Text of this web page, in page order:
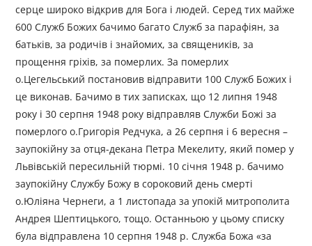
серце широко відкрив для Бога і людей. Серед тих майже
600 Служб Божих бачимо багато Служб за парафіян, за
батьків, за родичів і знайомих, за священиків, за
прощення гріхів, за померлих. За померлих
о.Цегельський постановив відправити 100 Служб Божих і
це виконав. Бачимо в тих записках, що 12 липня 1948
року і 30 серпня 1948 року відправляв Служби Божі за
померлого о.Григорія Редчука, а 26 серпня і 6 вересня –
заупокійну за отця-декана Петра Мекелиту, який помер у
Львівській пересильній тюрмі. 10 січня 1948 р. бачимо
заупокійну Службу Божу в сороковий день смерті
о.Юліяна Чернеги, а 1 листопада за упокій митрополита
Андрея Шептицького, тощо. Останньою у цьому списку
була відправлена 10 серпня 1948 р. Служба Божа «за